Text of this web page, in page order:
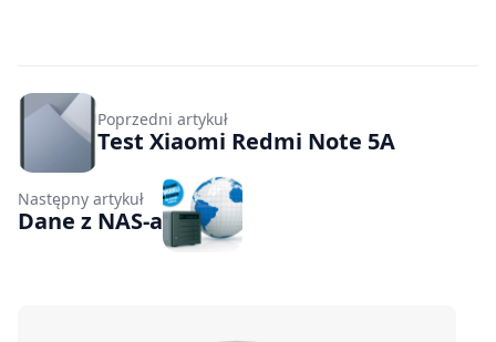
Poprzedni artykuł
Test Xiaomi Redmi Note 5A
Następny artykuł
Dane z NAS-a